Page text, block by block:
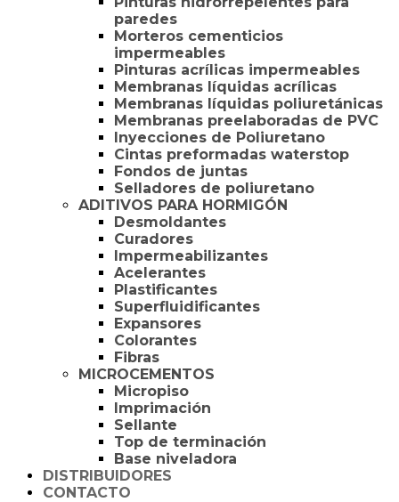
paredes
Morteros cementicios
impermeables
Pinturas acrílicas impermeables
Membranas líquidas acrílicas
Membranas líquidas poliuretánicas
Membranas preelaboradas de PVC
Inyecciones de Poliuretano
Cintas preformadas waterstop
Fondos de juntas
Selladores de poliuretano
ADITIVOS PARA HORMIGÓN
Desmoldantes
Curadores
Impermeabilizantes
Acelerantes
Plastificantes
Superfluidificantes
Expansores
Colorantes
Fibras
MICROCEMENTOS
Micropiso
Imprimación
Sellante
Top de terminación
Base niveladora
DISTRIBUIDORES
CONTACTO